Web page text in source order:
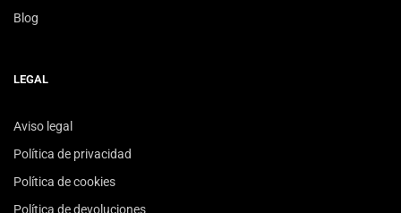
Blog
LEGAL
Aviso legal
Política de privacidad
Política de cookies
Política de devoluciones